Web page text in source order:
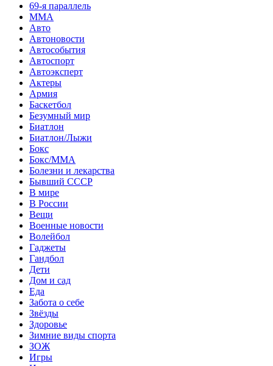
69-я параллель
MMA
Авто
Автоновости
Автособытия
Автоспорт
Автоэксперт
Актеры
Армия
Баскетбол
Безумный мир
Биатлон
Биатлон/Лыжи
Бокс
Бокс/MMA
Болезни и лекарства
Бывший СССР
В мире
В России
Вещи
Военные новости
Волейбол
Гаджеты
Гандбол
Дети
Дом и сад
Еда
Забота о себе
Звёзды
Здоровье
Зимние виды спорта
ЗОЖ
Игры